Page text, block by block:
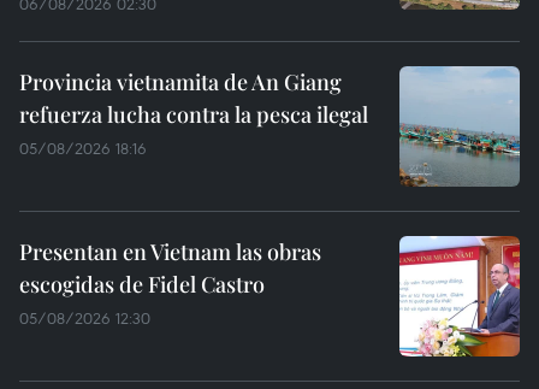
Provincia vietnamita de An Giang
refuerza lucha contra la pesca ilegal
05/08/2026 18:16
Presentan en Vietnam las obras
escogidas de Fidel Castro
05/08/2026 12:30